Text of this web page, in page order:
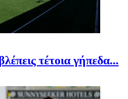
τέτοια γήπεδα...